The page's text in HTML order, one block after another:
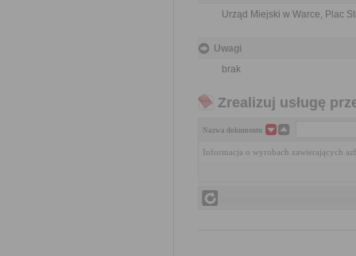
Urząd Miejski w Warce, Plac
Uwagi
brak
Zrealizuj usługę
Nazwa dokumentu
Informacja o wyrobach zawierających